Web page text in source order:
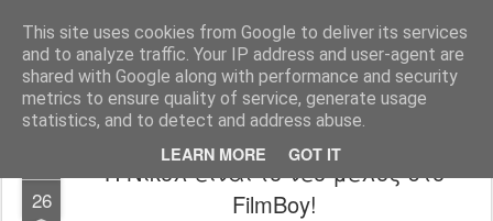
This site uses cookies from Google to deliver its services
and to analyze traffic. Your IP address and user-agent are
shared with Google along with performance and security
metrics to ensure quality of service, generate usage
statistics, and to detect and address abuse.
LEARN MORE GOT IT
FilmBoy
26
Η Νικόλ είναι το νέο μέλος στο
FilmBoy!